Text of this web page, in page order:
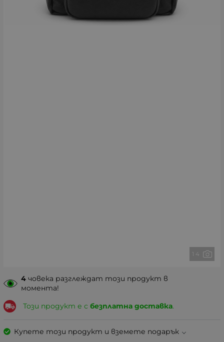
1 4
4 човека разглеждат този продукт в
момента!
Този продукт е с безплатна доставка.
Купете този продукт и вземете подарък